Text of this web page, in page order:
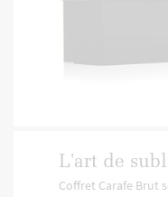
L'art de
Coffret Carafe Brut